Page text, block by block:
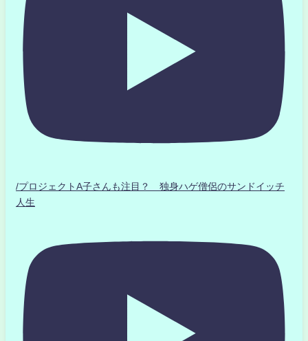
/プロジェクトA子さんも注目？ 独身ハゲ僧侶のサンドイッチ
人生